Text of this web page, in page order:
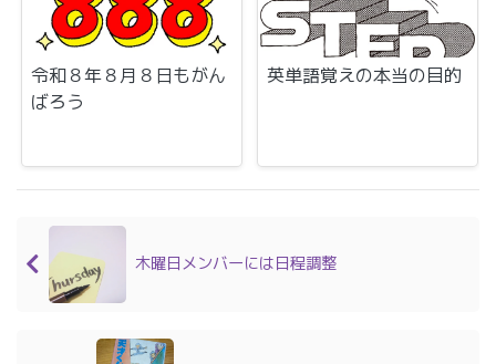
令和８年８月８日もがん
ばろう
英単語覚えの本当の目的
木曜日メンバーには日程調整